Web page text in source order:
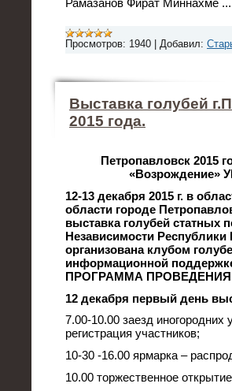
Рамазанов Фират Миннахме ...
Просмотров: 1940 Добавил:
Выставка голубей
2015 года.
Петропавловск 2015
«Возрождение»
12-13 декабря 2015 г. в
области городе
выставка голубей
Независимости Республики
организована клубом
информационной
ПРОГРАММА
12 декабря первый день
7.00-10.00 заезд иногородних
регистрация участников;
10-30 -16.00 ярмарка –
10.00 торжественное